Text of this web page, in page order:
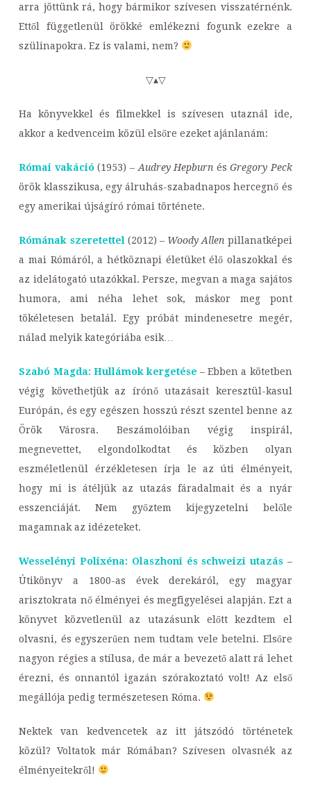
arra jöttünk rá, hogy bármikor szívesen visszatérnénk.
Ettől függetlenül örökké emlékezni fogunk ezekre a
szülinapokra. Ez is valami, nem?
▽▴▽
Ha könyvekkel és filmekkel is szívesen utaznál ide,
akkor a kedvenceim közül elsőre ezeket ajánlanám:
Római vakáció(1953) – Audrey Hepburn ésGregory Peck
örök klasszikusa, egy álruhás-szabadnapos hercegnő és
egy amerikai újságíró római története.
Rómának szeretettel (2012) – Woody Allen pillanatképei
a mai Rómáról, a hétköznapi életüket élő olaszokkal és
az idelátogató utazókkal. Persze, megvan a maga sajátos
humora, ami néha lehet sok, máskor meg pont
tökéletesen betalál. Egy próbát mindenesetre megér,
nálad melyik kategóriába esik…
Szabó Magda: Hullámok kergetése – Ebben a kötetben
végig követhetjük az írónő utazásait keresztül-kasul
Európán, és egy egészen hosszú részt szentel benne az
Örök Városra. Beszámolóiban végig inspirál,
megnevettet, elgondolkodtat és közben olyan
eszméletlenül érzékletesen írja le az úti élményeit,
hogy mi is átéljük az utazás fáradalmait és a nyár
esszenciáját. Nem győztem kijegyzetelni belőle
magamnak az idézeteket.
Wesselényi Polixéna: Olaszhoni és schweizi utazás–
Útikönyv a 1800-as évek derekáról, egy magyar
arisztokrata nő élményei és megfigyelései alapján. Ezt a
könyvet közvetlenül az utazásunk előtt kezdtem el
olvasni, és egyszerűen nem tudtam vele betelni. Elsőre
nagyon régies a stílusa, de már a bevezető alatt rá lehet
érezni, és onnantól igazán szórakoztató volt! Az első
megállója pedig természetesen Róma.
Nektek van kedvencetek az itt játszódó történetek
közül? Voltatok már Rómában? Szívesen olvasnék az
élményeitekről!